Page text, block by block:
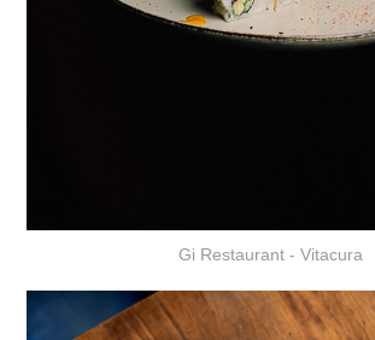
Gi Restaurant - Vitacura